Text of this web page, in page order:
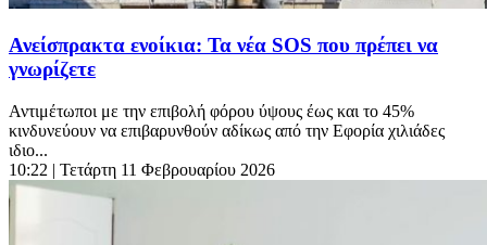
Ανείσπρακτα ενοίκια: Τα νέα SOS που πρέπει να
γνωρίζετε
Αντιμέτωποι με την επιβολή φόρου ύψους έως και το 45%
κινδυνεύουν να επιβαρυνθούν αδίκως από την Εφορία χιλιάδες
ιδιο...
10:22 | Τετάρτη 11 Φεβρουαρίου 2026